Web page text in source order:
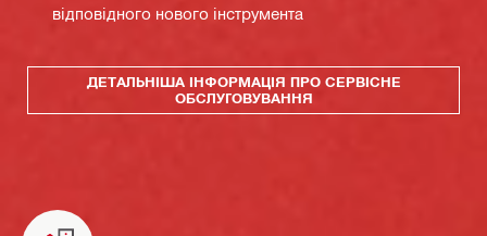
відповідного нового інструмента
ДЕТАЛЬНІША ІНФОРМАЦІЯ ПРО СЕРВІСНЕ
ОБСЛУГОВУВАННЯ